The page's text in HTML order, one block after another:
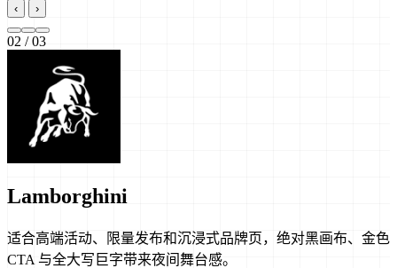
‹ ›
02 / 03
Lamborghini
适合高端活动、限量发布和沉浸式品牌页，绝对黑画布、金色
CTA 与全大写巨字带来夜间舞台感。